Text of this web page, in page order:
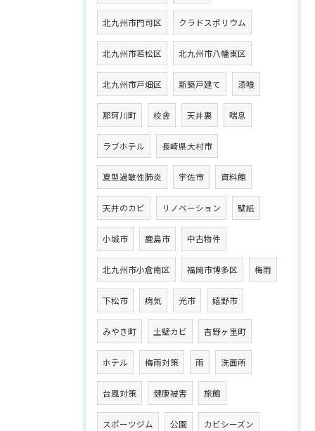
北九州市門司区 クラドスポリウム
北九州市若松区 北九州市八幡東区
北九州市戸畑区 新築戸建て 漆喰
那珂川町 校舎 天井裏 喘息
ラブホテル 長崎県大村市
夏型過敏性肺炎 宇佐市 資料館
天井のカビ リノベーション 壁紙
小城市 鹿島市 中古物件
北九州市小倉南区 福岡市博多区 梅雨
下松市 病気 光市 嬉野市
みやき町 土壁カビ 吉野ヶ里町
ホテル 梅雨対策 雨 洗面所
台風対策 健康被害 旅館
スポーツジム 公園 カビシーズン